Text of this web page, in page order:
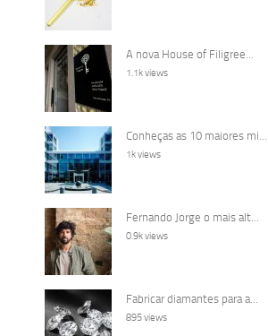
A nova House of Filigree...
1.1k views
Conheças as 10 maiores mi...
1k views
Fernando Jorge o mais alt...
0.9k views
Fabricar diamantes para a...
895 views